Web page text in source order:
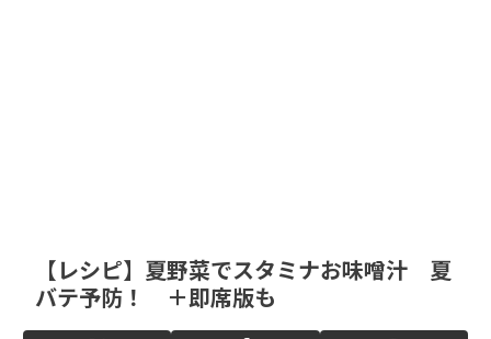
【レシピ】夏野菜でスタミナお味噌汁 夏
バテ予防！ ＋即席版も